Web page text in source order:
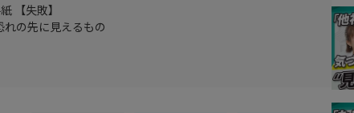
【失敗】
れの先に見えるもの